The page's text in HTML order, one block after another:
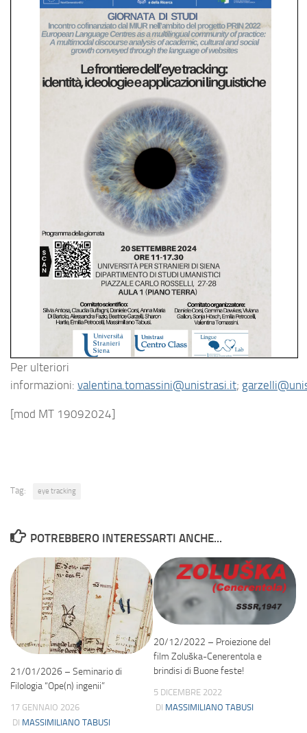
Per ulteriori
informazioni: valentina.tomassini@unistrasi.it;
[mod MT 19092024]
Tag: eye tracking
POTREBBERO INTERESSARTI ANCHE...
21/01/2026 – Seminario di
Filologia “Ope(n) ingenii”
17 GENNAIO 2026
DI MASSIMILIANO TABUSI
20/12/2022 – Proiezione del
film Zoluška-Cenerentola e
brindisi di Buone feste!
5 DICEMBRE 2022
DI MASSIMILIANO TABUSI